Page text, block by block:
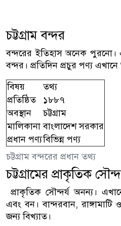
চট্টগ্রাম বন্দর
বন্দরের ইতিহাস অনেক পুরনো।
বন্দর। প্রতিদিন প্রচুর পণ্য
চট্টগ্রাম বন্দরের প্রধান তথ্য
বিষয়
তথ্য
প্রতিষ্ঠিত
১৮৮৭
অবস্থান
চট্টগ্রাম
মালিকানা বাংলাদেশ সরকার
প্রধান পণ্যবিভিন্ন পণ্য
চট্টগ্রামের প্রাকৃতিক
প্রাকৃতিক সৌন্দর্য অনন্য।
এবং বন। বান্দরবান,
জন্য বিখ্যাত।